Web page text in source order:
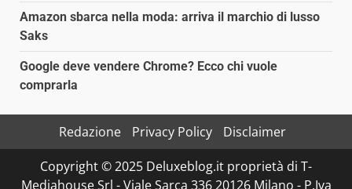
Amazon sbarca nella moda: arriva il marchio di lusso
Saks
Google deve vendere Chrome? Ecco chi vuole
comprarla
Redazione Privacy Policy
Disclaimer
Copyright © 2025 Deluxeblog.it proprietà di T-
Mediahouse Srl - Viale Sarca 336 20126 Milano - P.Iva